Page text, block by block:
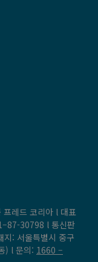
레드 코리아 l 대표
30798 l 통신판
: 서울특별시 중구
) l 문의: 1660 –